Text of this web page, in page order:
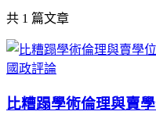
共 1 篇文章
國政評論
比糟蹋學術倫理與賣